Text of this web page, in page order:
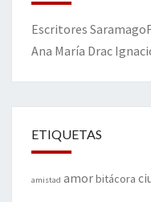
Escritores Saramago
Ana María Drac
ETIQUETAS
amistad amorbitácora